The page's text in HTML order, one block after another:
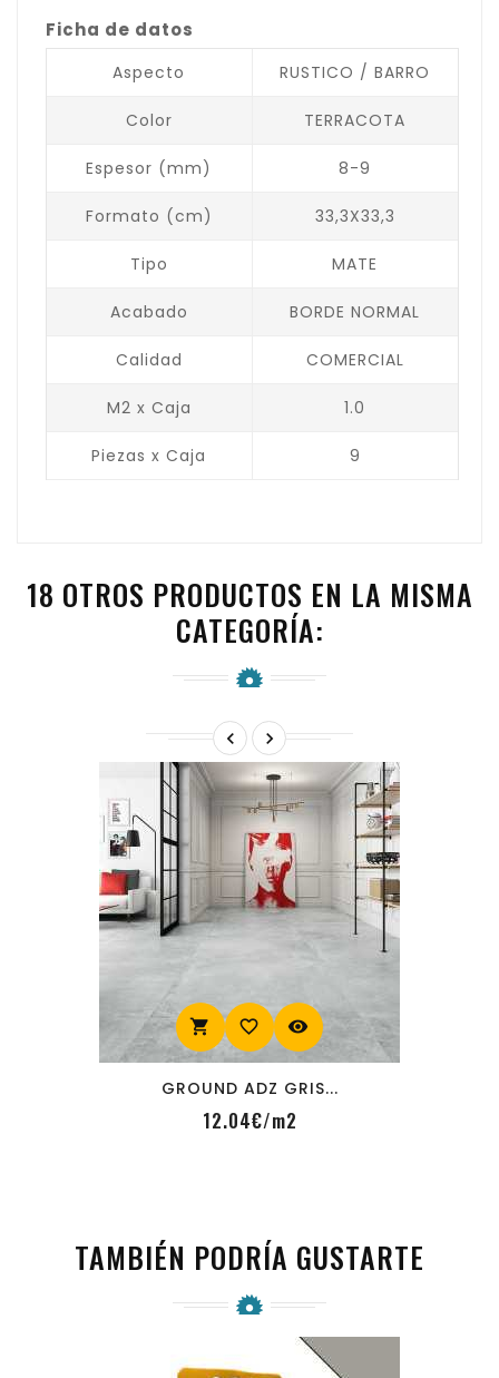
Ficha de datos
Aspecto RUSTICO / BARRO
Color TERRACOTA
Espesor (mm) 8-9
Formato (cm) 33,3X33,3
Tipo MATE
Acabado BORDE NORMAL
Calidad COMERCIAL
M2 x Caja 1.0
Piezas x Caja 9
18 OTROS PRODUCTOS EN LA MISMA
CATEGORÍA:
 
shopping_cart favorite_border visibility
GROUND ADZ GRIS...
12.04€/m2
TAMBIÉN PODRÍA GUSTARTE